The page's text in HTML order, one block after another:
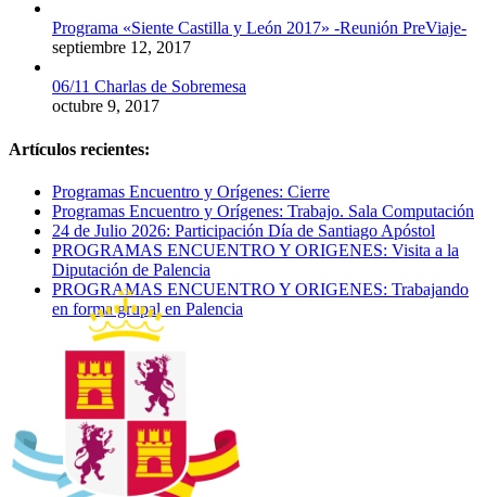
Programa «Siente Castilla y León 2017» -Reunión PreViaje-
septiembre 12, 2017
06/11 Charlas de Sobremesa
octubre 9, 2017
Artículos recientes:
Programas Encuentro y Orígenes: Cierre
Programas Encuentro y Orígenes: Trabajo. Sala Computación
24 de Julio 2026: Participación Día de Santiago Apóstol
PROGRAMAS ENCUENTRO Y ORIGENES: Visita a la
Diputación de Palencia
PROGRAMAS ENCUENTRO Y ORIGENES: Trabajando
en forma grupal en Palencia